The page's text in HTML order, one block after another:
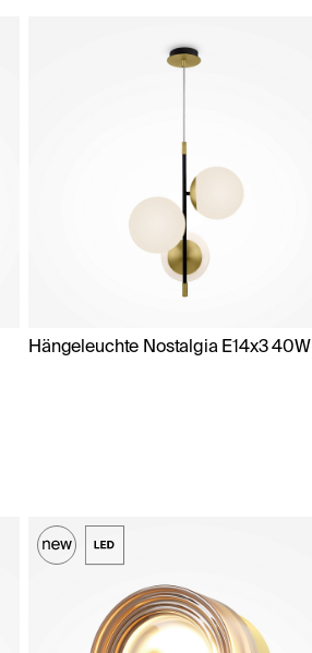
Hängeleuchte Nostalgia E14x3 40W